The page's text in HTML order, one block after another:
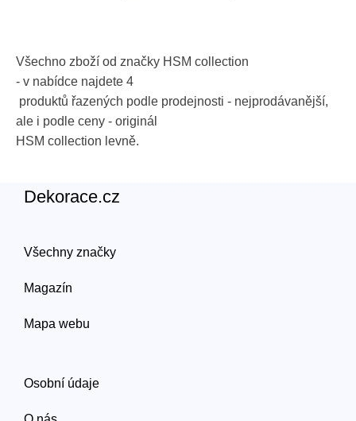
Všechno zboží od značky HSM collection
- v nabídce najdete 4
produktů řazených podle prodejnosti - nejprodávanější,
ale i podle ceny - originál
HSM collection levně.
Dekorace.cz
Všechny značky
Magazín
Mapa webu
Osobní údaje